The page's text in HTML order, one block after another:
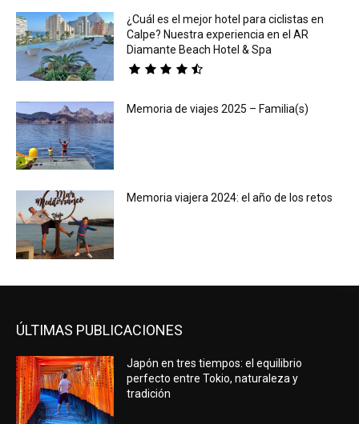
¿Cuál es el mejor hotel para ciclistas en
Calpe? Nuestra experiencia en el AR
Diamante Beach Hotel & Spa
Memoria de viajes 2025 – Familia(s)
Memoria viajera 2024: el año de los retos
ÚLTIMAS PUBLICACIONES
Japón en tres tiempos: el equilibrio
perfecto entre Tokio, naturaleza y
tradición